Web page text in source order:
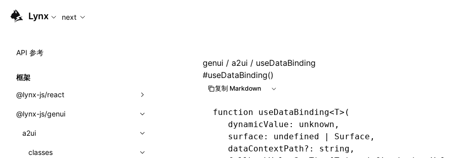
Lynx next
API 参考
框架
@lynx-js/react
内置宏
指示符
全局事件
@lynx-js/genui
a2ui
classes
genui / a2ui / useDataBinding
#useDataBinding()
复制 Markdown
function useDataBinding<T>(
   dynamicValue
: unknown ,
   surface
: undefined | Surface ,
   dataContextPath
?: string ,